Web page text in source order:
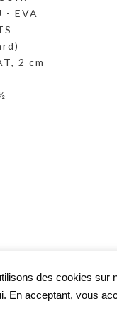
- EVA
2 cm
des cookies sur
En acceptant, vous